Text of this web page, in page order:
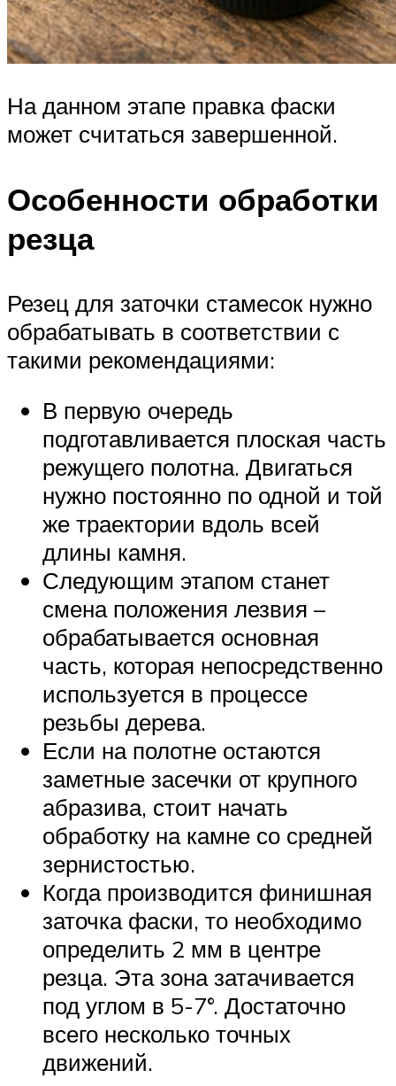
На данном этапе правка фаски
может считаться завершенной.
Особенности обработки
резца
Резец для заточки стамесок нужно
обрабатывать в соответствии с
такими рекомендациями:
В первую очередь
подготавливается плоская часть
режущего полотна. Двигаться
нужно постоянно по одной и той
же траектории вдоль всей
длины камня.
Следующим этапом станет
смена положения лезвия –
обрабатывается основная
часть, которая непосредственно
используется в процессе
резьбы дерева.
Если на полотне остаются
заметные засечки от крупного
абразива, стоит начать
обработку на камне со средней
зернистостью.
Когда производится финишная
заточка фаски, то необходимо
определить 2 мм в центре
резца. Эта зона затачивается
под углом в 5-7°. Достаточно
всего несколько точных
движений.